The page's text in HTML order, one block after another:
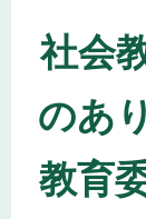
社会
のあ
教育